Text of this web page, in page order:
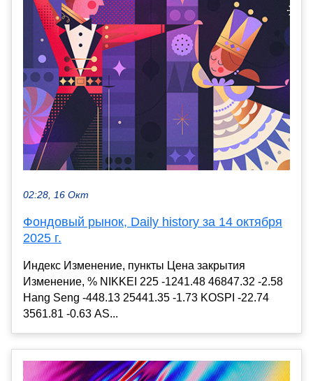
02:28, 16 Окт
Фондовый рынок, Daily history за 14 октября
2025 г.
Индекс Изменение, пункты Цена закрытия
Изменение, % NIKKEI 225 -1241.48 46847.32 -2.58
Hang Seng -448.13 25441.35 -1.73 KOSPI -22.74
3561.81 -0.63 AS...